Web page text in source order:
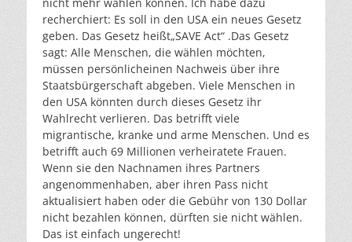
recherchiert: Es soll in den USA ein neues Gesetz
geben. Das Gesetz heißt„SAVE Act“ .Das Gesetz
sagt: Alle Menschen, die wählen möchten,
müssen persönlicheinen Nachweis über ihre
Staatsbürgerschaft abgeben. Viele Menschen in
den USA könnten durch dieses Gesetz ihr
Wahlrecht verlieren. Das betrifft viele
migrantische, kranke und arme Menschen. Und es
betrifft auch 69 Millionen verheiratete Frauen.
Wenn sie den Nachnamen ihres Partners
angenommenhaben, aber ihren Pass nicht
aktualisiert haben oder die Gebühr von 130 Dollar
nicht bezahlen können, dürften sie nicht wählen.
Das ist einfach ungerecht!